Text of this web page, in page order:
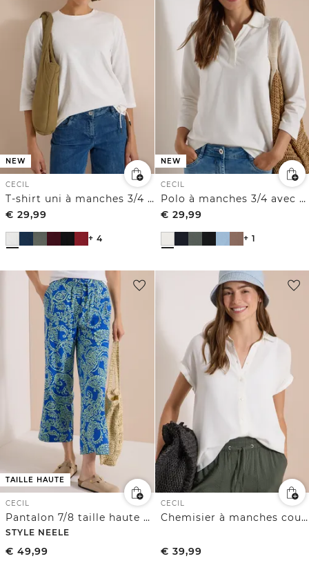
NEW
CECIL
T-shirt uni à manches 3/4 et col rond
€ 29,99
+ 4
NEW
CECIL
Polo à manches 3/4 avec boutons décoratifs
€ 29,99
+ 1
TAILLE HAUTE
CECIL
Pantalon 7/8 taille haute à jambes larges, coupe ample
STYLE NEELE
€ 49,99
CECIL
Chemisier à manches courtes uni
€ 39,99